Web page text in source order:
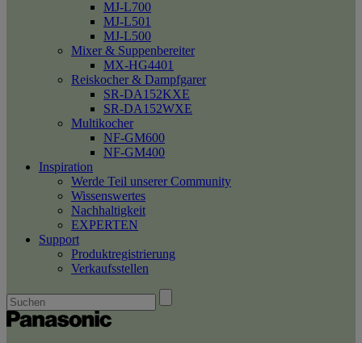
MJ-L700
MJ-L501
MJ-L500
Mixer & Suppenbereiter
MX-HG4401
Reiskocher & Dampfgarer
SR-DA152KXE
SR-DA152WXE
Multikocher
NF-GM600
NF-GM400
Inspiration
Werde Teil unserer Community
Wissenswertes
Nachhaltigkeit
EXPERTEN
Support
Produktregistrierung
Verkaufsstellen